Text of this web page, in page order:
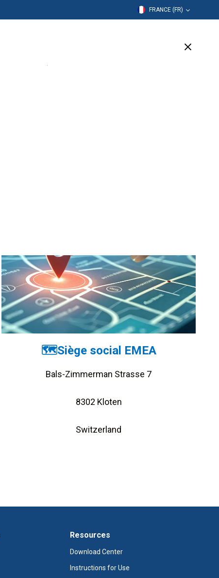
FRANCE (FR)
🗺️Siège social EMEA
Bals-Zimmerman Strasse 7
8302 Kloten
Switzerland
Resources
Download Center
Instructions for Use